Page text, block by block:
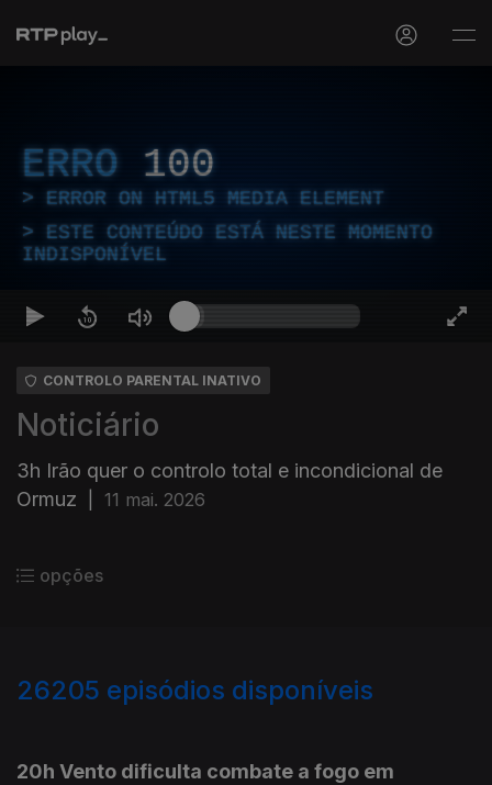
ERRO 100
ERROR ON HTML5 MEDIA ELEMENT
ESTE CONTEÚDO ESTÁ NESTE MOMENTO
INDISPONÍVEL
CONTROLO PARENTAL INATIVO
Noticiário
3h Irão quer o controlo total e incondicional de
Ormuz
11 mai. 2026
opções
26205 episódios disponíveis
20h Vento dificulta combate a fogo em